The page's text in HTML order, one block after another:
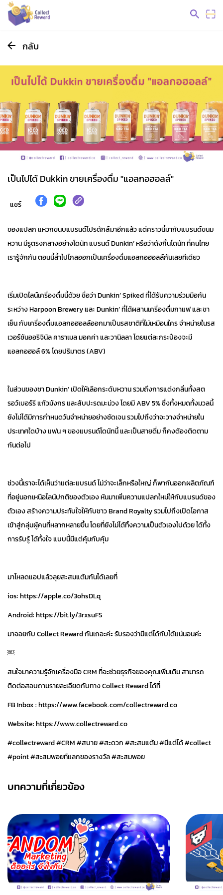
กลับ
เป็นไปได้ Dukkin ขายเครื่องดื่ม "แอลกอฮอลล์"
แชร์
ของแปลก แหวกขนบแบรนด์โปรดักส์มาอีกแล้ว แต่คราวนี้มากับแบรนด์ขนม
หวาน มีรูตรงกลางอย่างโดนัท แบรนด์ Dunkin’ หรือว่าดังกิ้นโดนัท ที่คนไทย
เรารู้จักกัน ตอนนี้ล้ำไปไกลออกเป็นเครื่องดื่มแอลกอฮอลล์กันเลยทีเดียว
เริ่มเปิดไลน์เครื่องดื่มนี้ด้วย ชื่อว่า Dunkin’ Spiked ที่ได้รับความร่วมมือกัน
ระหว่าง Harpoon Brewery และ Dunkin’ ที่ได้ผสานเครื่องดื่มกาแฟ และชา
เย็น กับเครื่องดื่มแอลกอฮอลล์ออกมาเป็นรสชาติที่ไม่เหมือนใคร จำหน่ายในรส
เวอร์ชันออริจินัล คาราเมล มอคค่า และวานิลลา โดยแต่ละกระป๋องจะมี
แอลกอฮอล์ 6% โดยปริมาตร (ABV)
ในส่วนของชา Dunkin’ เปิดให้เลือกระดับหวาน รวมถึงการแต่งกลิ่นทั้งสต
รอว์เบอร์รี แก้วมังกร และสับปะรดมะม่วง โดยมี ABV 5% ซึ่งทั้งหมดทั้งมวลนี้
ยังไม่ได้มีการกำหนดวันจำหน่ายอย่างชัดเจน รวมไปถึงว่าจะวางจำหน่ายใน
ประเทศใดบ้าง แฟน ๆ ของแบรนด์โดนัทนี้ และเป็นสายดื่ม ก็คงต้องติดตาม
กันต่อไป
ช่วงนี้เราจะได้เห็นว่าแต่ละแบรนด์ ไม่ว่าจะเล็กหรือใหญ่ ก็พากันออกผลิตภัณฑ์
ที่อยู่นอกเหนือไลน์ปกติของตัวเอง หันมาเพิ่มความแปลกใหม่ให้กับแบรนด์ของ
ตัวเอง สร้างความประทับใจให้กับชาว Brand Royalty รวมไปถึงเปิดโอกาส
เข้าสู่กลุ่มผู้คนที่หลากหลายขึ้น โดยที่ยังไม่ได้ทิ้งความเป็นตัวเองไปด้วย ได้ทั้ง
การรับรู้ ได้ทั้งใจ แบบนี้มีแต่คุ้มกับคุ้ม
มาโหลดแอปแล้วลุยสะสมแต้มกันได้เลยที่
ios: https://apple.co/3ohsDLq
Android: https://bit.ly/3rxsuFS
มาจอยกับ Collect Reward กันเถอะค่ะ รับรองว่ามีแต่ได้กับได้แน่นอนค่ะ
￼
สนใจมาความรู้จักเครื่องมือ CRM ที่จะช่วยธุรกิจของคุณเพิ่มเติม สามารถ
ติดต่อสอบถามรายละเอียดกับทาง Collect Reward ได้ที่
FB Inbox : https://www.facebook.com/collectreward.co
Website: https://www.collectreward.co
#collectreward #CRM #สบาย #สะดวก #สะสมแต้ม #มีแต่ได้ #collect
#point #สะสมพอยท์แลกของรางวัล #สะสมพอย
บทความที่เกี่ยวข้อง